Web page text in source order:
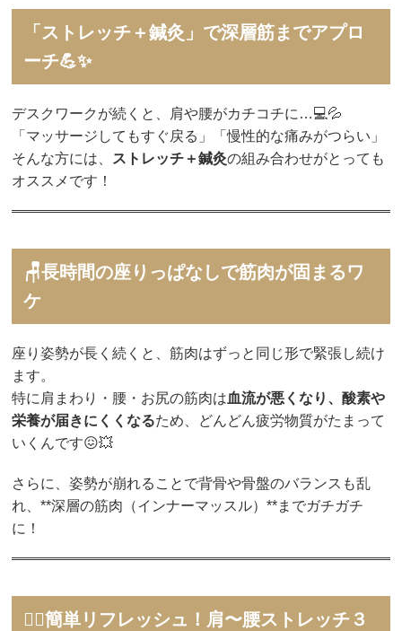
「ストレッチ＋鍼灸」で深層筋までアプロ
ーチ💪✨
デスクワークが続くと、肩や腰がカチコチに…💻💦
「マッサージしてもすぐ戻る」「慢性的な痛みがつらい」
そんな方には、 ストレッチ＋鍼灸の組み合わせがとっても
オススメです！
🪑長時間の座りっぱなしで筋肉が固まるワ
ケ
座り姿勢が長く続くと、筋肉はずっと同じ形で緊張し続け
ます。
特に肩まわり・腰・お尻の筋肉は血流が悪くなり、酸素や
栄養が届きにくくなるため、どんどん疲労物質がたまって
いくんです😖💥
さらに、姿勢が崩れることで背骨や骨盤のバランスも乱
れ、**深層の筋肉（インナーマッスル）**までガチガチ
に！
🤸‍♀️簡単リフレッシュ！肩〜腰ストレッチ３